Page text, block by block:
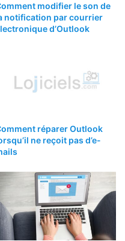
modifier le son de
notification par courrier
d’Outlook
réparer Outlook
ne reçoit pas d’e-